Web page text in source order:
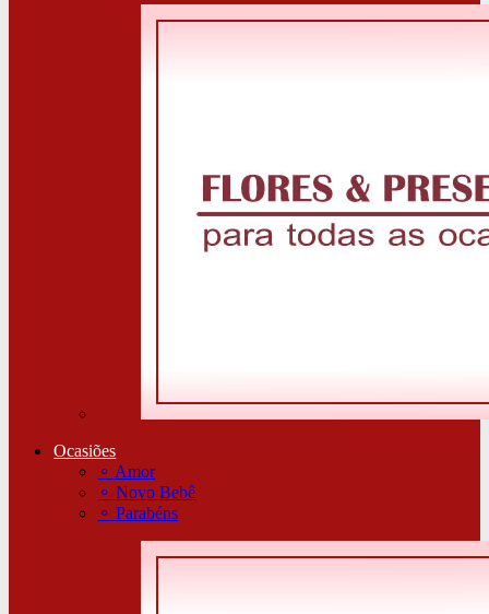
Ocasiões
⚬ Amor
⚬Novo Bebê
⚬Parabéns